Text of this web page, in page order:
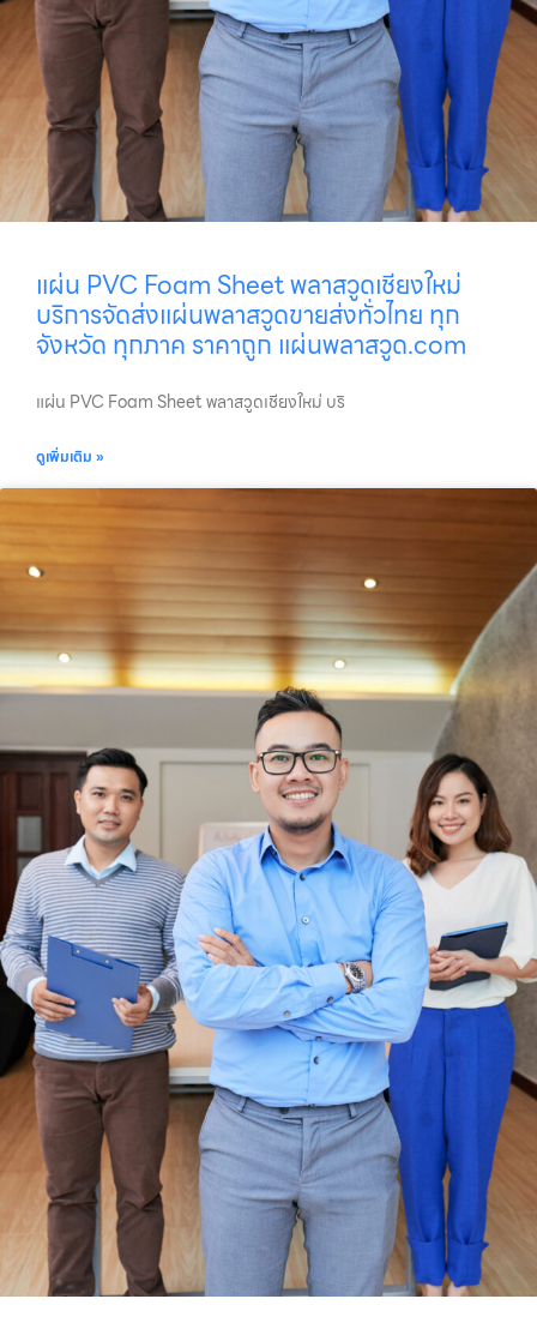
แผ่น PVC Foam Sheet พลาสวูดเชียงใหม่
บริการจัดส่งแผ่นพลาสวูดขายส่งทั่วไทย ทุก
จังหวัด ทุกภาค ราคาถูก แผ่นพลาสวูด.com
แผ่น PVC Foam Sheet พลาสวูดเชียงใหม่ บริ
ดูเพิ่มเติม »